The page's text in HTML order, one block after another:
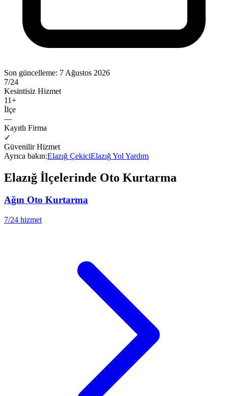
Son güncelleme: 7 Ağustos 2026
7/24
Kesintisiz Hizmet
11+
İlçe
—
Kayıtlı Firma
✓
Güvenilir Hizmet
Ayrıca bakın:Elazığ ÇekiciElazığYol Yardım
Elazığ İlçelerinde Oto Kurtarma
Ağın Oto Kurtarma
7/24 hizmet